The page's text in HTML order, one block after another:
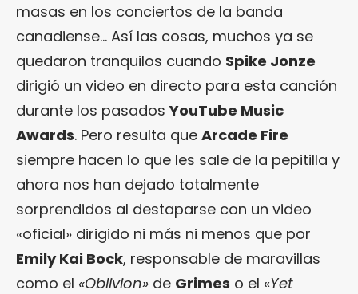
masas en los conciertos de la banda
canadiense… Así las cosas, muchos ya se
quedaron tranquilos cuando Spike Jonze
dirigió un video en directo para esta canción
durante los pasadosYouTube Music
Awards. Pero resulta que Arcade Fire
siempre hacen lo que les sale de la pepitilla y
ahora nos han dejado totalmente
sorprendidos al destaparse con un video
«oficial» dirigido ni más ni menos que por
Emily Kai Bock, responsable de maravillas
como el «Oblivion» de Grimes o el «Yet